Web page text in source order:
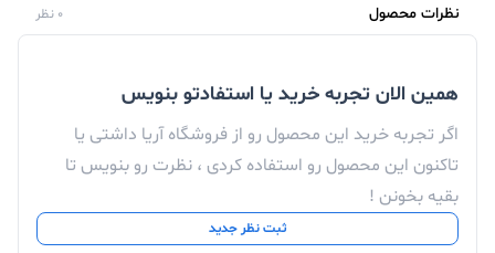
نظرات محصول 0 نظر
همین الان تجربه خرید یا استفادتو بنویس
اگر تجربه خرید این محصول رو از فروشگاه آریا داشتی یا
تاکنون این محصول رو استفاده کردی ، نظرت رو بنویس تا
بقیه بخونن !
ثبت نظر جدید